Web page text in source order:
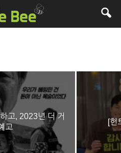
이슈/연재
어 호평받은 화제작! 애
킹덤
1월 4일
고, 2023년 더 거
고
[헌